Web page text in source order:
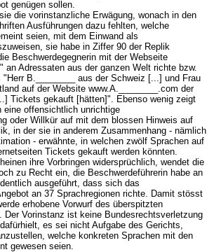
genügen sollen.
die vorinstanzliche Erwägung, wonach in den
Ausführungen dazu fehlten, welche
seien, mit dem Einwand als
sie habe in Ziffer 90 der Replik
Beschwerdegegnerin mit der Webseite
an Adressaten aus der ganzen Welt richte bzw.
B.________ aus der Schweiz [...] und Frau
auf der Website www.A.________.com der
Tickets gekauft [hätten]". Ebenso wenig zeigt
eine offensichtlich unrichtige
oder Willkür auf mit dem blossen Hinweis auf
in der sie in anderem Zusammenhang - nämlich
- erwähnte, in welchen zwölf Sprachen auf
Tickets gekauft werden könnten.
ihre Vorbringen widersprüchlich, wendet die
zu Recht ein, die Beschwerdeführerin habe an
ausgeführt, dass sich das
an 37 Sprachregionen richte. Damit stösst
erhobene Vorwurf des überspitzten
Der Vorinstanz ist keine Bundesrechtsverletzung
es sei nicht Aufgabe des Gerichts,
welche konkreten Sprachen mit den
gewesen seien.